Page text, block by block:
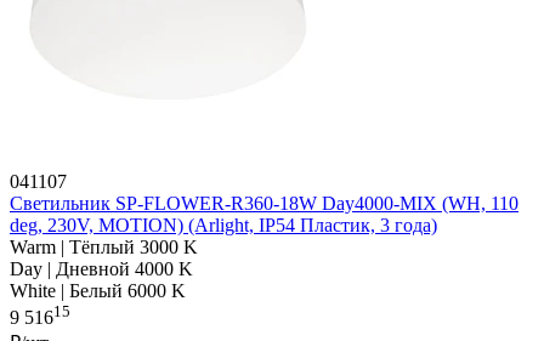
041107
Светильник SP-FLOWER-R360-18W Day4000-MIX (WH, 110
deg, 230V, MOTION) (Arlight, IP54 Пластик, 3 года)
Warm | Тёплый 3000 K
Day | Дневной 4000 K
White | Белый 6000 K
9 51615